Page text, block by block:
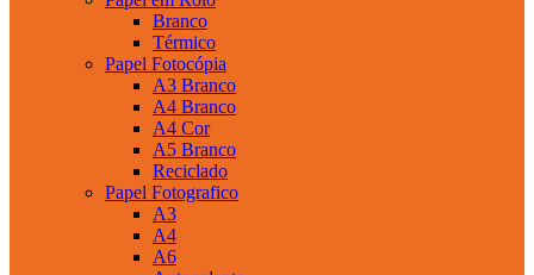
Branco
Térmico
Papel Fotocópia
A3 Branco
A4 Branco
A4 Cor
A5 Branco
Reciclado
Papel Fotografico
A3
A4
A6